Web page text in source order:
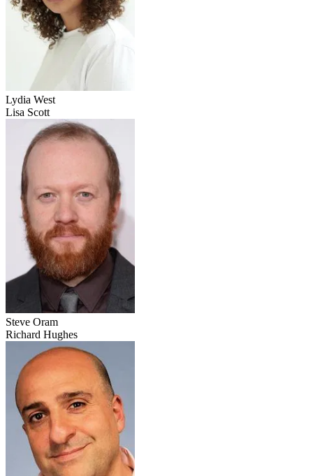
Lydia West
Lisa Scott
Steve Oram
Richard Hughes